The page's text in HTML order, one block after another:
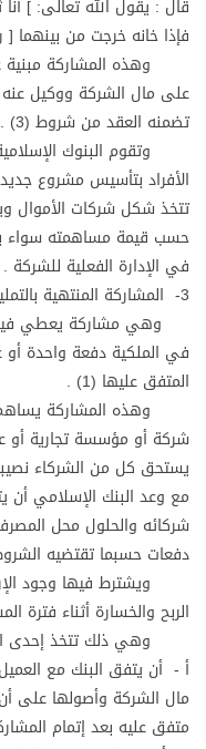
قال : يقول الله تعالى: ]
فإذا خانه خرجت من بينهما [
وهذه المشاركة مبنية
على مال الشركة ووكيل
تضمنه العقد من شروط (3) .
وتقوم البنوك الإسلامية
الأفراد بتأسيس مشروع
تتخذ شكل شركات الأموال
حسب قيمة مساهمته سواء
في الإدارة الفعلية للشركة .
3- المشاركة المنتهية بالتمليك :
وهي مشاركة يعطي
في الملكية دفعة واحدة
المتفق عليها (1) .
وهذه المشاركة يساهم
شركة أو مؤسسة تجارية أو
يستحق كل من الشركاء
مع وعد البنك الإسلامي
شركائه والحلول محل
دفعات حسبما تقتضيه الشروط
ويشترط فيها وجود
الربح والخسارة أثناء فترة
وهي ذلك تتخذ إحدى
أ - أن يتفق البنك مع
مال الشركة وأصولها على
متفق عليه بعد إتمام